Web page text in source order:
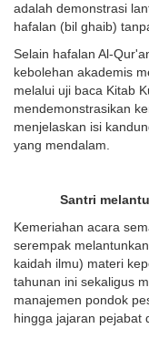
adalah demonstrasi
hafalan (bil ghaib)
Selain hafalan Al-
kebolehan akademis
melalui uji baca Kitab
mendemonstrasikan
menjelaskan isi
yang mendalam.
Santri
Kemeriahan acara
serempak
kaidah ilmu) materi
tahunan ini sekaligus
manajemen pondok
hingga jajaran pejabat